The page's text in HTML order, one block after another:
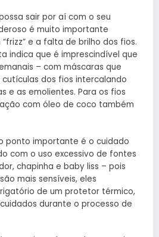
sair por aí com o seu
é muito importante
e a falta de brilho dos fios.
indica que é imprescindível que
– com máscaras que
dos fios intercalando
e as emolientes. Para os fios
com óleo de coco também
ponto importante é o cuidado
com o uso excessivo de fontes
chapinha e baby liss – pois
mais sensíveis, eles
de um protetor térmico,
durante o processo de